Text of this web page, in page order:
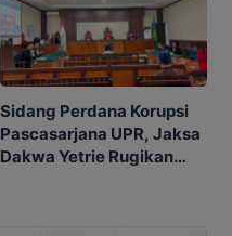
Sidang Perdana Korupsi
Pascasarjana UPR, Jaksa
Dakwa Yetrie Rugikan